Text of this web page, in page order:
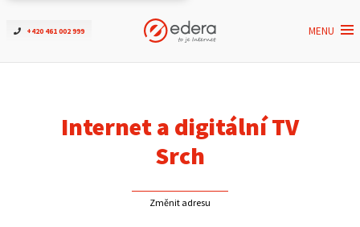
+420 461 002 999 MENU
Ověřit dostupnost
Internet a digitální TV
Srch
Změnit adresu